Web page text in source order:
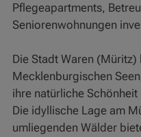
Pflegeapartments,
Seniorenwohnungen
Die Stadt Waren
Mecklenburgischen
ihre natürliche
Die idyllische Lage am
umliegenden Wälder